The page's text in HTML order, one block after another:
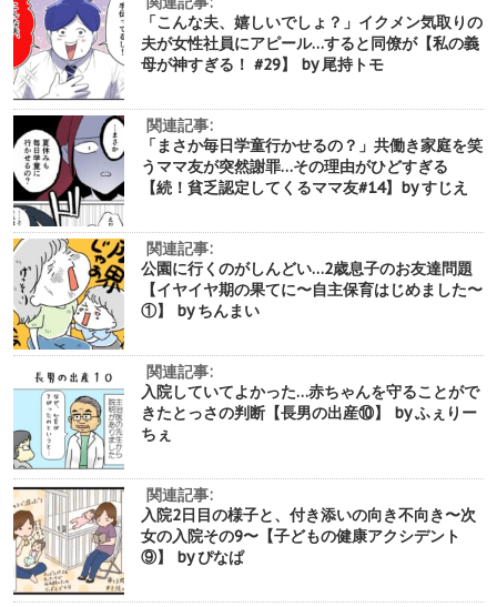
「こんな夫、嬉しいでしょ？」イクメン気取りの
夫が女性社員にアピール…すると同僚が【私の義
母が神すぎる！ #29】 by 尾持トモ
関連記事:
「まさか毎日学童行かせるの？」共働き家庭を笑
うママ友が突然謝罪…その理由がひどすぎる
【続！貧乏認定してくるママ友#14】by すじえ
関連記事:
公園に行くのがしんどい…2歳息子のお友達問題
【イヤイヤ期の果てに〜自主保育はじめました〜
①】 by ちんまい
関連記事:
入院していてよかった…赤ちゃんを守ることがで
きたとっさの判断【長男の出産⑩】 by ふぇりー
ちぇ
関連記事:
入院2日目の様子と、付き添いの向き不向き〜次
女の入院その9〜【子どもの健康アクシデント
⑨】 by ぴなぱ